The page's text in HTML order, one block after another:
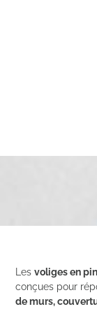
Lesvoliges en
conçues pour
de murs,